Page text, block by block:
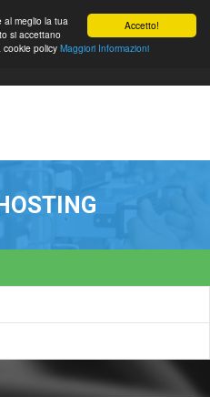
Accetto!
al meglio la tua
si accettano
cookie policy Maggiori Informazioni
0